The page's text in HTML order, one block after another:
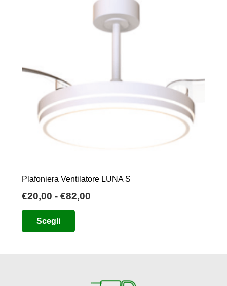
Plafoniera Ventilatore LUNA S
€20,00 - €82,00
Scegli